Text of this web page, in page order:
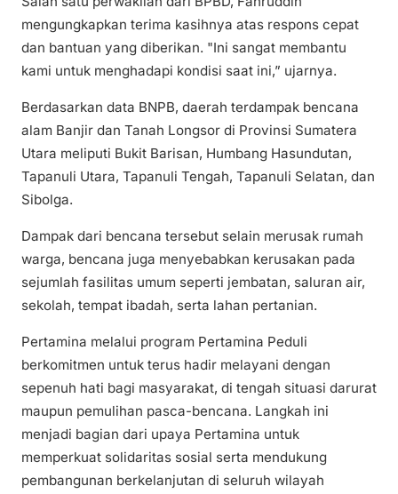
mengungkapkan terima kasihnya atas respons cepat
dan bantuan yang diberikan. "Ini sangat membantu
kami untuk menghadapi kondisi saat ini,” ujarnya.
Berdasarkan data BNPB, daerah terdampak bencana
alam Banjir dan Tanah Longsor di Provinsi Sumatera
Utara meliputi Bukit Barisan, Humbang Hasundutan,
Tapanuli Utara, Tapanuli Tengah, Tapanuli Selatan, dan
Sibolga.
Dampak dari bencana tersebut selain merusak rumah
warga, bencana juga menyebabkan kerusakan pada
sejumlah fasilitas umum seperti jembatan, saluran air,
sekolah, tempat ibadah, serta lahan pertanian.
Pertamina melalui program Pertamina Peduli
berkomitmen untuk terus hadir melayani dengan
sepenuh hati bagi masyarakat, di tengah situasi darurat
maupun pemulihan pasca-bencana. Langkah ini
menjadi bagian dari upaya Pertamina untuk
memperkuat solidaritas sosial serta mendukung
pembangunan berkelanjutan di seluruh wilayah